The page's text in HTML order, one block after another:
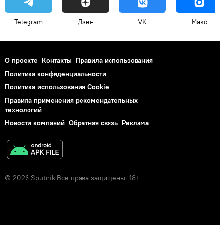
Telegram Дзен VK Макс
О проекте Контакты Правила использования
Политика конфиденциальности
Политика использования Cookie
Правила применения рекомендательных
технологий
Новости компаний Обратная связь Реклама
© 2026 Sputnik Все права защищены. 18+